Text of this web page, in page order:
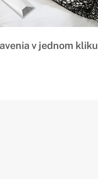
v jednom kliku